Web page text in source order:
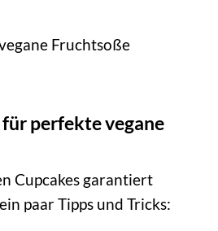
Fruchtsoße
perfekte vegane
Cupcakes garantiert
paar Tipps und Tricks: